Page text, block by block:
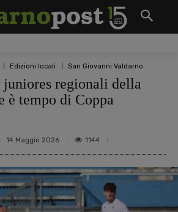
Edizioni locali San Giovanni Valdarno
juniores regionali della
è tempo di Coppa
14 Maggio 2026 1144